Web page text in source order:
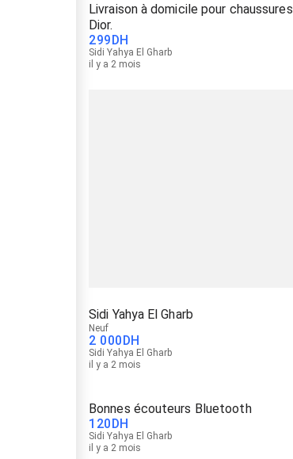
Livraison à domicile pour chaussures
Dior.
299DH
Sidi Yahya El Gharb
il y a 2 mois
Sidi Yahya El Gharb
Neuf
2 000DH
Sidi Yahya El Gharb
il y a 2 mois
Bonnes écouteurs Bluetooth
120DH
Sidi Yahya El Gharb
il y a 2 mois